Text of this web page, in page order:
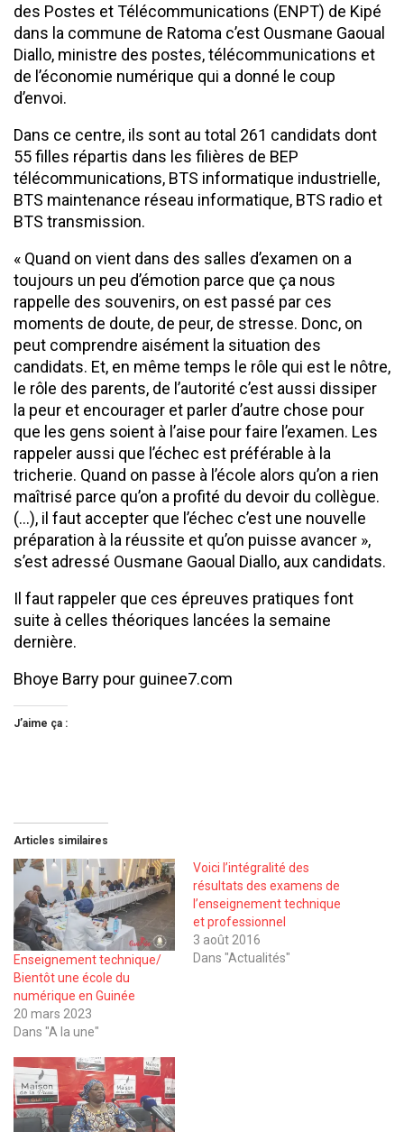
des Postes et Télécommunications (ENPT) de Kipé
dans la commune de Ratoma c’est Ousmane Gaoual
Diallo, ministre des postes, télécommunications et
de l’économie numérique qui a donné le coup
d’envoi.
Dans ce centre, ils sont au total 261 candidats dont
55 filles répartis dans les filières de BEP
télécommunications, BTS informatique industrielle,
BTS maintenance réseau informatique, BTS radio et
BTS transmission.
« Quand on vient dans des salles d’examen on a
toujours un peu d’émotion parce que ça nous
rappelle des souvenirs, on est passé par ces
moments de doute, de peur, de stresse. Donc, on
peut comprendre aisément la situation des
candidats. Et, en même temps le rôle qui est le nôtre,
le rôle des parents, de l’autorité c’est aussi dissiper
la peur et encourager et parler d’autre chose pour
que les gens soient à l’aise pour faire l’examen. Les
rappeler aussi que l’échec est préférable à la
tricherie. Quand on passe à l’école alors qu’on a rien
maîtrisé parce qu’on a profité du devoir du collègue.
(…), il faut accepter que l’échec c’est une nouvelle
préparation à la réussite et qu’on puisse avancer »,
s’est adressé Ousmane Gaoual Diallo, aux candidats.
Il faut rappeler que ces épreuves pratiques font
suite à celles théoriques lancées la semaine
dernière.
Bhoye Barry pour guinee7.com
J’aime ça :
Articles similaires
Enseignement technique/
Bientôt une école du
numérique en Guinée
20 mars 2023
Dans "A la une"
Voici l’intégralité des
résultats des examens de
l’enseignement technique
et professionnel
3 août 2016
Dans "Actualités"